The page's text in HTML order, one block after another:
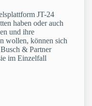
JT-24
haben oder auch
und ihre
wollen, können sich
& Partner
im Einzelfall